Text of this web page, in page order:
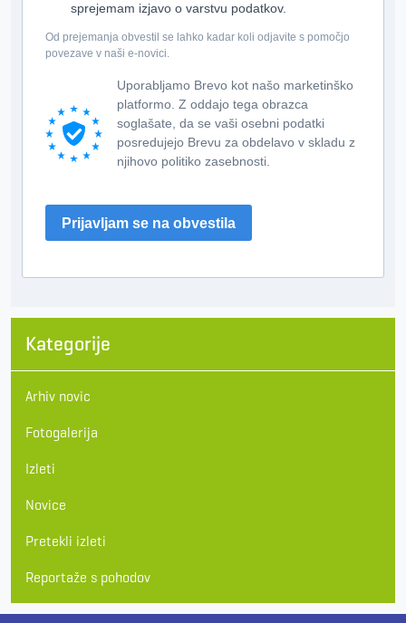
sprejemam izjavo o varstvu podatkov.
Od prejemanja obvestil se lahko kadar koli odjavite s pomočjo
povezave v naši e-novici.
Uporabljamo Brevo kot našo marketinško
platformo. Z oddajo tega obrazca
soglašate, da se vaši osebni podatki
posredujejo Brevu za obdelavo v skladu z
njihovo politiko zasebnosti.
Prijavljam se na obvestila
Kategorije
Arhiv novic
Fotogalerija
Izleti
Novice
Pretekli izleti
Reportaže s pohodov